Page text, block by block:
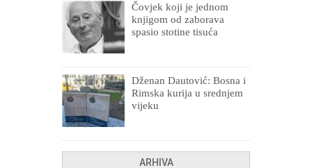
Čovjek koji je jednom
knjigom od zaborava
spasio stotine tisuća
Dženan Dautović: Bosna i
Rimska kurija u srednjem
vijeku
ARHIVA